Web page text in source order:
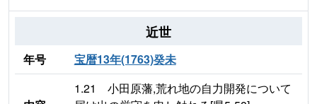
近世
年号 宝暦13年(1763)癸未
1.21 小田原藩,荒れ地の自力開発について